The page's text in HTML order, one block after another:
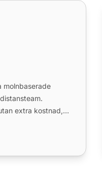
molnbaserade
extra kostnad,